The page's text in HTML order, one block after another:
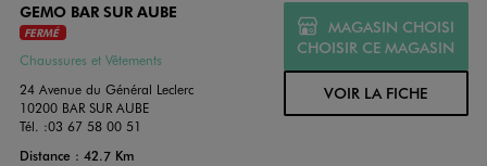
GEMO BAR SUR AUBE
FERMÉ
Chaussures et Vêtements
24 Avenue du Général Leclerc
10200 BAR SUR AUBE
Tél. :03 67 58 00 51
Distance : 42.7 Km
MAGASIN CHOISI
CHOISIR CE MAGASIN
VOIR LA FICHE